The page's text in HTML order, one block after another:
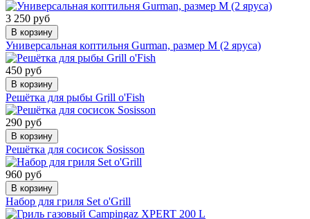
3 250 руб
В корзину
Универсальная коптильня Gurman, размер M (2 яруса)
450 руб
В корзину
Решётка для рыбы Grill o'Fish
290 руб
В корзину
Решётка для сосисок Sosisson
960 руб
В корзину
Набор для гриля Set o'Grill